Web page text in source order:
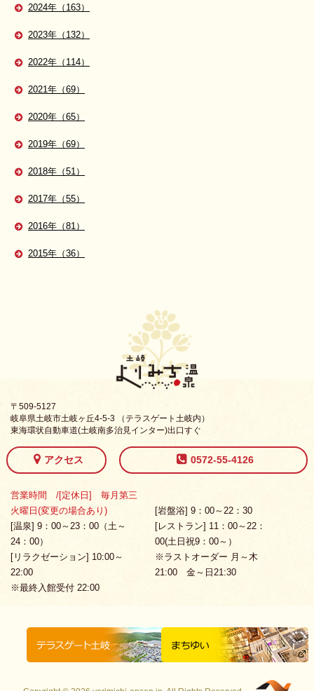
2024年（163）
2023年（132）
2022年（114）
2021年（69）
2020年（65）
2019年（69）
2018年（51）
2017年（55）
2016年（81）
2015年（36）
〒509-5127
岐阜県土岐市土岐ヶ丘4-5-3 （テラスゲート土岐内）
東海環状自動車道(土岐南多治見インター)出口すぐ
アクセス 0572-55-4126
営業時間 /[定休日] 毎月第三
火曜日(変更の場合あり)
[温泉] 9：00～23：00（土～
24：00）
[リラクゼーション] 10:00～
22:00
※最終入館受付 22:00
[岩盤浴] 9：00～22：30
[レストラン] 11：00～22：
00(土日祝9：00～）
※ラストオーダー 月～木
21:00 金～日21:30